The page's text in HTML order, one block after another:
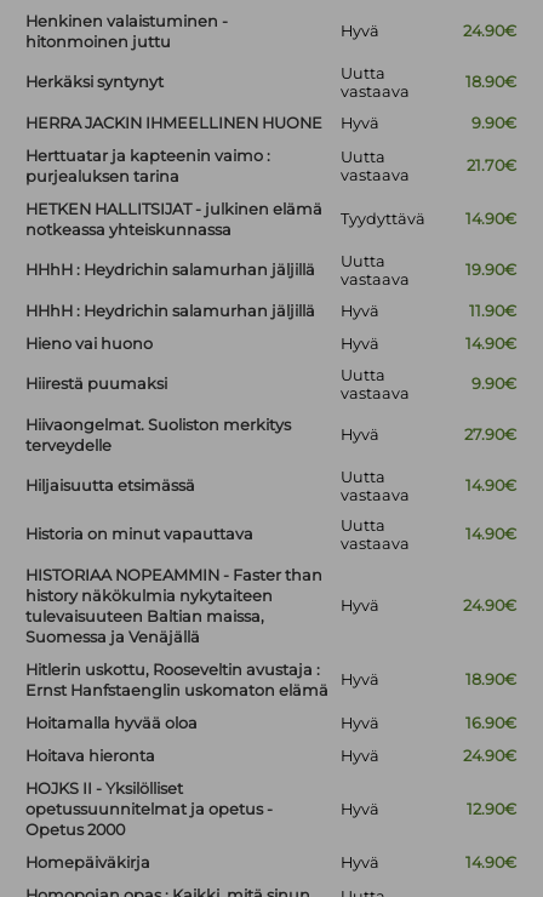
Henkinen valaistuminen -
hitonmoinen juttu
Hyvä 24.90€
Herkäksi syntynyt
Uutta
vastaava
18.90€
HERRA JACKIN IHMEELLINEN HUONE Hyvä
9.90€
Herttuatar ja kapteenin vaimo :
purjealuksen tarina
Uutta
vastaava
21.70€
HETKEN HALLITSIJAT - julkinen elämä
notkeassa yhteiskunnassa
Tyydyttävä 14.90€
HHhH : Heydrichin salamurhan jäljillä
Uutta
vastaava
19.90€
HHhH : Heydrichin salamurhan jäljillä Hyvä
11.90€
Hieno vai huono
Hyvä 14.90€
Hiirestä puumaksi
Uutta
vastaava
9.90€
Hiivaongelmat. Suoliston merkitys
terveydelle
Hyvä 27.90€
Hiljaisuutta etsimässä
Uutta
vastaava
14.90€
Historia on minut vapauttava
Uutta
vastaava
14.90€
HISTORIAA NOPEAMMIN - Faster than
history näkökulmia nykytaiteen
tulevaisuuteen Baltian maissa,
Suomessa ja Venäjällä
Hyvä 24.90€
Hitlerin uskottu, Rooseveltin avustaja :
Ernst Hanfstaenglin uskomaton elämä
Hyvä 18.90€
Hoitamalla hyvää oloa Hyvä
16.90€
Hoitava hieronta
Hyvä
24.90€
HOJKS II - Yksilölliset
opetussuunnitelmat ja opetus -
Opetus 2000
Hyvä 12.90€
Homepäiväkirja Hyvä
14.90€